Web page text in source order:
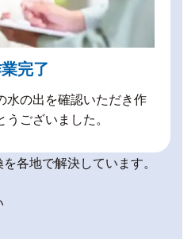
完了
水の出を確認いただき作
ございました。
各地で解決しています。